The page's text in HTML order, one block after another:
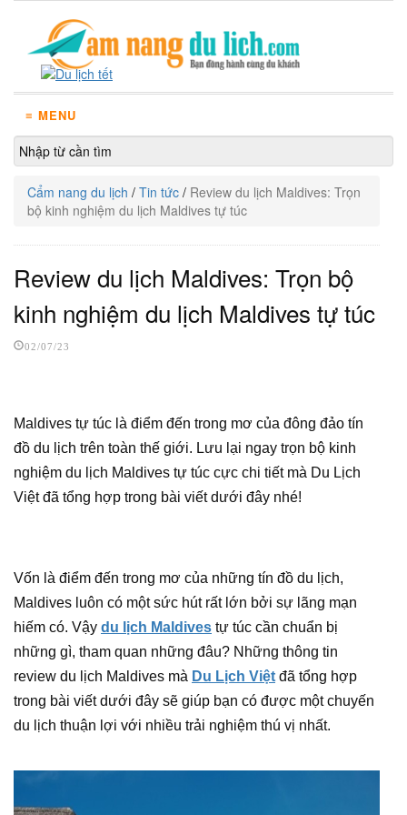
≡ MENU
Cẩm nang du lịch / Tin tức / Review du lịch Maldives: Trọn
bộ kinh nghiệm du lịch Maldives tự túc
Review du lịch Maldives: Trọn bộ
kinh nghiệm du lịch Maldives tự túc
02/07/23
Maldives tự túc là điểm đến trong mơ của đông đảo tín
đồ du lịch trên toàn thế giới. Lưu lại ngay trọn bộ kinh
nghiệm du lịch Maldives tự túc cực chi tiết mà Du Lịch
Việt đã tổng hợp trong bài viết dưới đây nhé!
Vốn là điểm đến trong mơ của những tín đồ du lịch,
Maldives luôn có một sức hút rất lớn bởi sự lãng mạn
hiếm có. Vậy du lịch Maldives tự túc cần chuẩn bị
những gì, tham quan những đâu? Những thông tin
review du lịch Maldives mà Du Lịch Việt đã tổng hợp
trong bài viết dưới đây sẽ giúp bạn có được một chuyến
du lịch thuận lợi với nhiều trải nghiệm thú vị nhất.